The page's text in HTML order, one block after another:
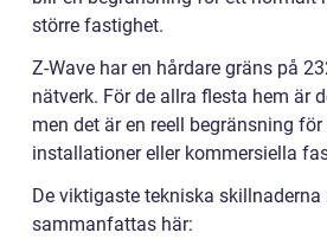
större fastighet.
Z-Wave har en hårdare gräns på
nätverk. För de allra flesta hem är
men det är en reell begränsning
installationer eller kommersiella
De viktigaste tekniska
sammanfattas här: